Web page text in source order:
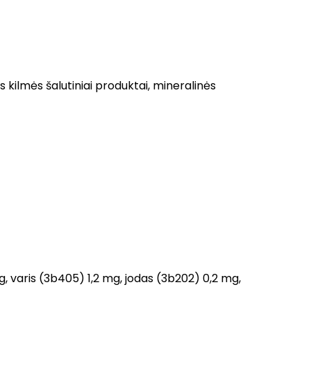
kilmės šalutiniai produktai, mineralinės
varis (3b405) 1,2 mg, jodas (3b202) 0,2 mg,